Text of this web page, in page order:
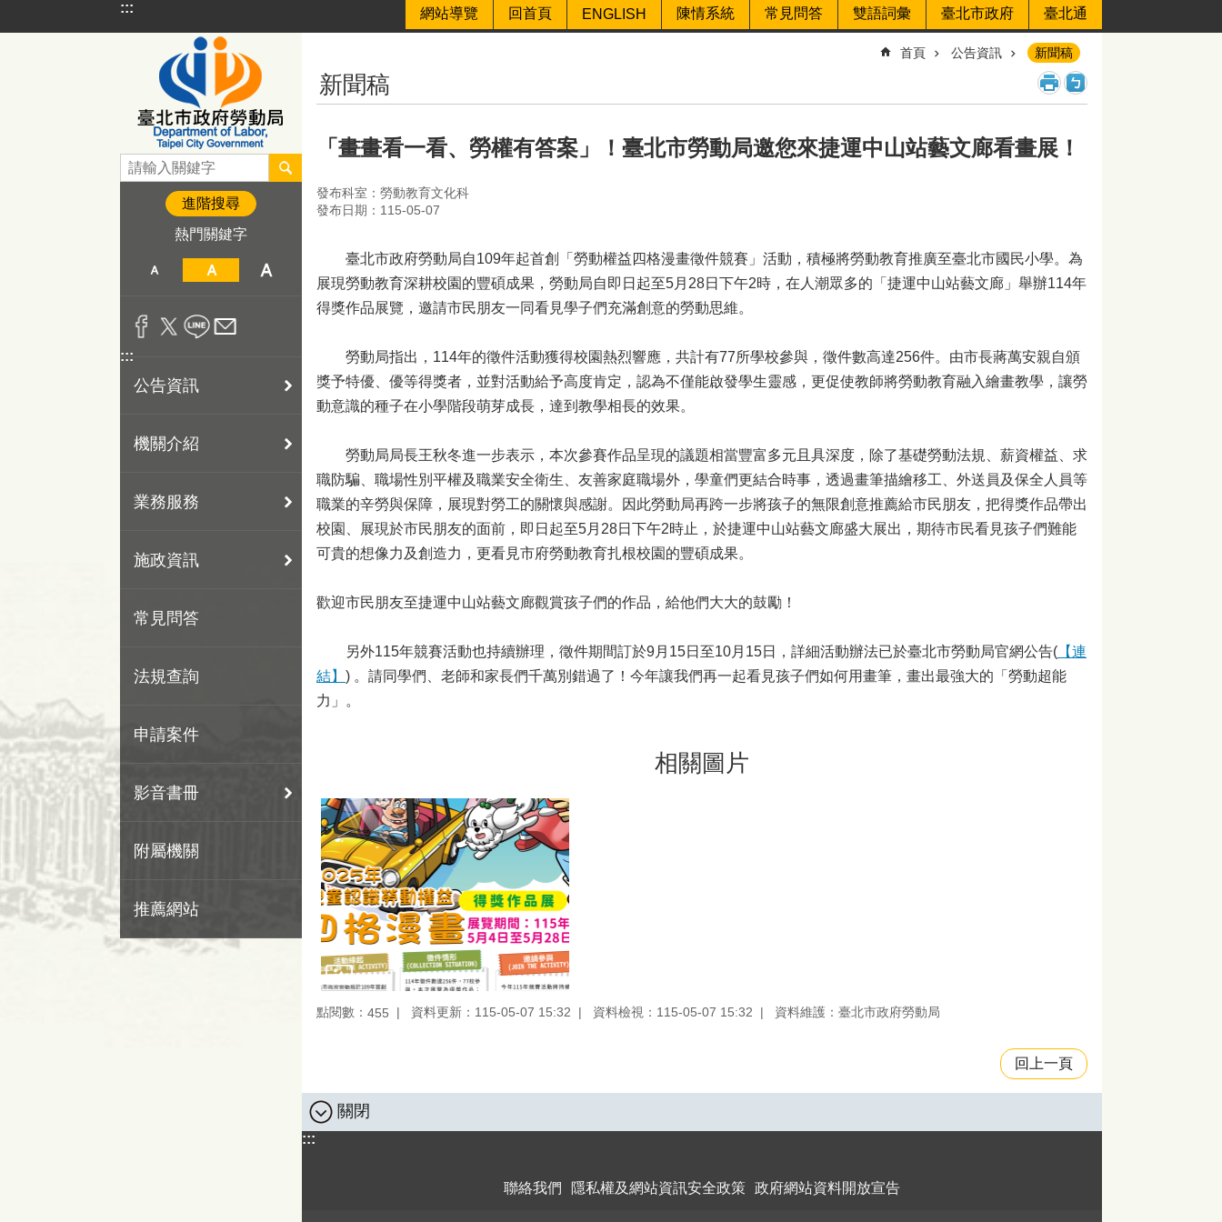
跳到主要內容區塊
::: 網站導覽 回首頁 ENGLISH 陳情系統 常見問答 雙語詞彙 臺北市政府 臺北通
進階搜尋
熱門關鍵字
:::
公告資訊
機關介紹
業務服務
施政資訊
常見問答
法規查詢
申請案件
影音書冊
附屬機關
推薦網站
首頁 公告資訊 新聞稿
新聞稿
「畫畫看一看、勞權有答案」！臺北市勞動局邀您來捷運中山站藝文廊看畫展！
發布科室：勞動教育文化科
發布日期：115-05-07
臺北市政府勞動局自109年起首創「勞動權益四格漫畫徵件競賽」活動，積極將勞動教育推廣至臺北市國民小學。為
展現勞動教育深耕校園的豐碩成果，勞動局自即日起至5月28日下午2時，在人潮眾多的「捷運中山站藝文廊」舉辦114年
得獎作品展覽，邀請市民朋友一同看見學子們充滿創意的勞動思維。
勞動局指出，114年的徵件活動獲得校園熱烈響應，共計有77所學校參與，徵件數高達256件。由市長蔣萬安親自頒
獎予特優、優等得獎者，並對活動給予高度肯定，認為不僅能啟發學生靈感，更促使教師將勞動教育融入繪畫教學，讓勞
動意識的種子在小學階段萌芽成長，達到教學相長的效果。
勞動局局長王秋冬進一步表示，本次參賽作品呈現的議題相當豐富多元且具深度，除了基礎勞動法規、薪資權益、求
職防騙、職場性別平權及職業安全衛生、友善家庭職場外，學童們更結合時事，透過畫筆描繪移工、外送員及保全人員等
職業的辛勞與保障，展現對勞工的關懷與感謝。因此勞動局再跨一步將孩子的無限創意推薦給市民朋友，把得獎作品帶出
校園、展現於市民朋友的面前，即日起至5月28日下午2時止，於捷運中山站藝文廊盛大展出，期待市民看見孩子們難能
可貴的想像力及創造力，更看見市府勞動教育扎根校園的豐碩成果。
歡迎市民朋友至捷運中山站藝文廊觀賞孩子們的作品，給他們大大的鼓勵！
另外115年競賽活動也持續辦理，徵件期間訂於9月15日至10月15日，詳細活動辦法已於臺北市勞動局官網公告( 【連
結】 ) 。請同學們、老師和家長們千萬別錯過了！今年讓我們再一起看見孩子們如何用畫筆，畫出最強大的「勞動超能
力」。
相關圖片
點閱數： 455 資料更新：115-05-07 15:32 資料檢視：115-05-07 15:32 資料維護：臺北市政府勞動局
回上一頁
關閉
:::
聯絡我們 隱私權及網站資訊安全政策 政府網站資料開放宣告